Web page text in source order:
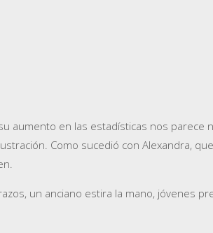
aumento en las estadísticas nos
Como sucedió con Alexandra,
un anciano estira la mano, jóvenes